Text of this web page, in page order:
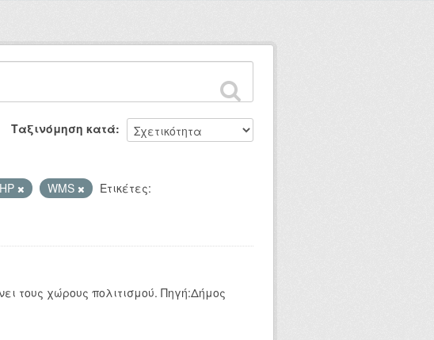
Ταξινόμηση κατά
WMS
Ετικέτες:
τους χώρους πολιτισμού. Πηγή:Δήμος